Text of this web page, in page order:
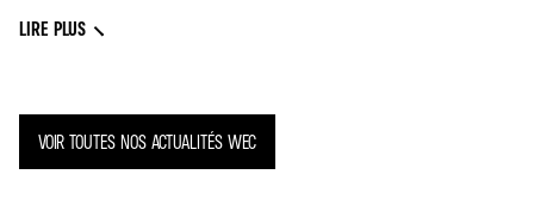
LIRE PLUS
VOIR TOUTES NOS ACTUALITÉS WEC